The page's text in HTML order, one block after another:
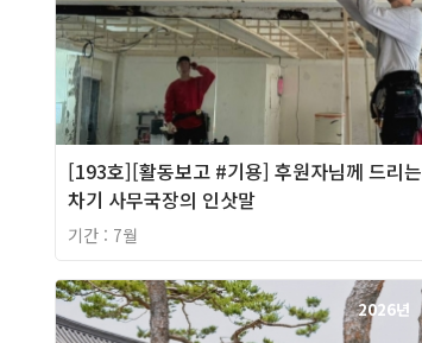
[193호][활동보고 #기용] 후원자님께 드리는
차기 사무국장의 인삿말
기간 : 7월
2026년